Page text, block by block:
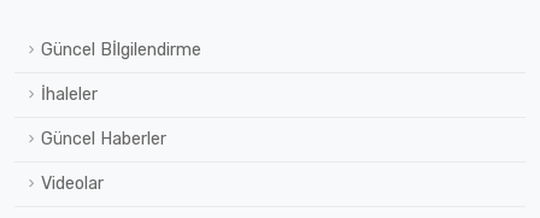
Güncel Bİlgilendirme
İhaleler
Güncel Haberler
Videolar